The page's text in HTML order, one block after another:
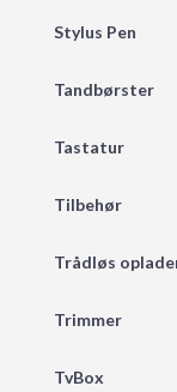
Stylus Pen
Tandbørster
Tastatur
Tilbehør
Trådløs
Trimmer
TvBox